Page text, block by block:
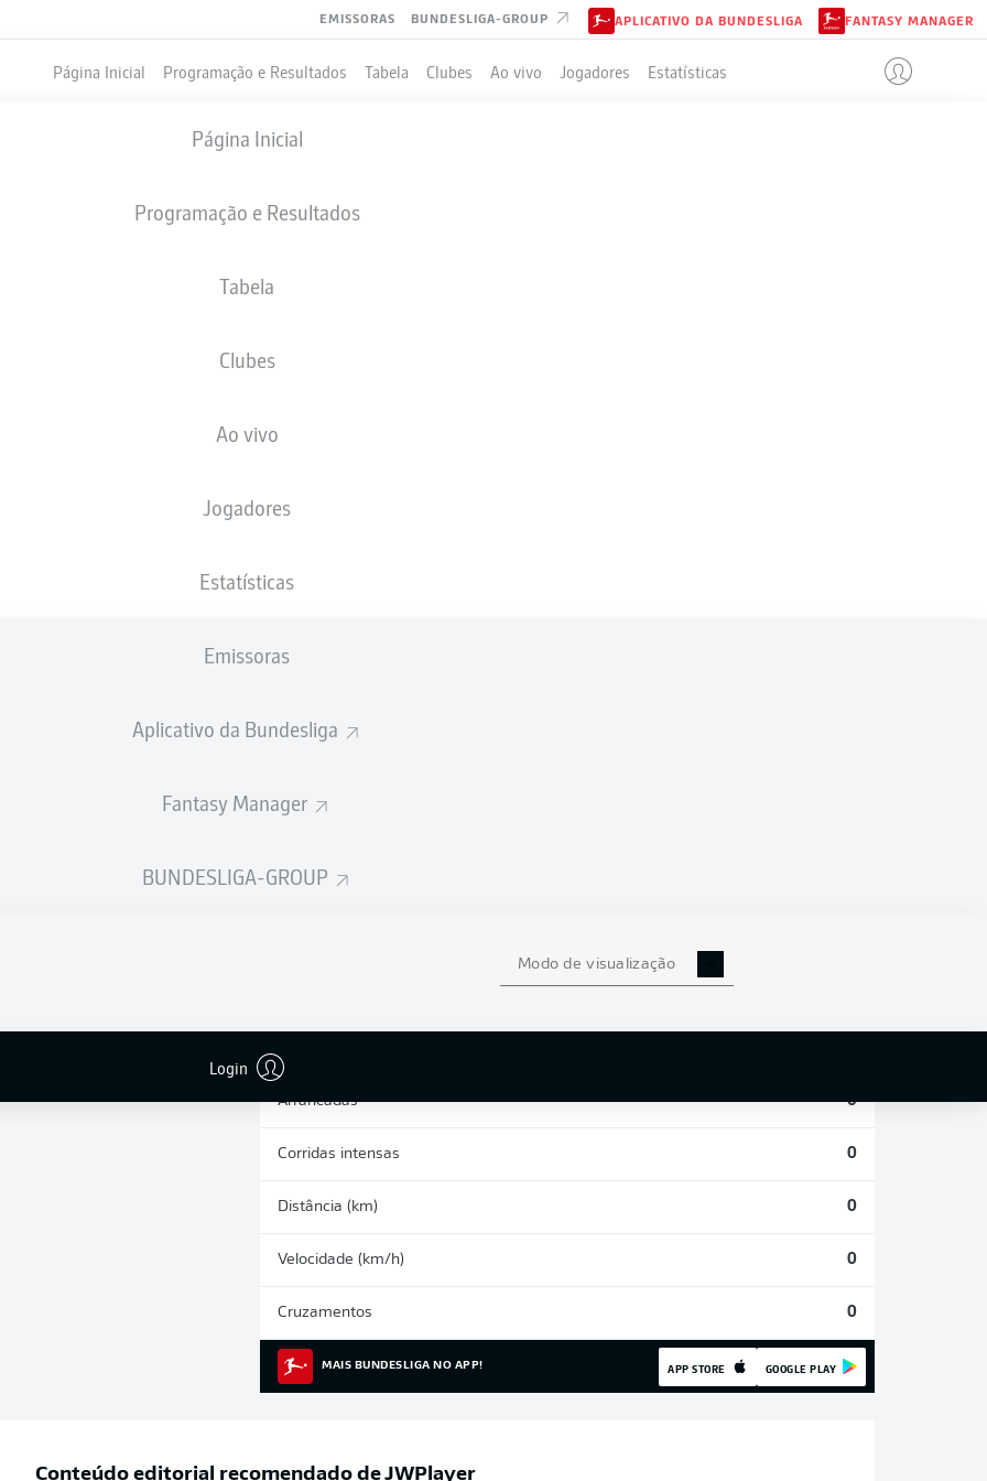
EMISSORAS BUNDESLIGA-GROUP APLICATIVO DA BUNDESLIGA FANTASY MANAGER
Página Inicial Programação e Resultados Tabela Clubes Ao vivo Jogadores Estatísticas
Página Inicial
Programação e Resultados
Tabela
Clubes
Ao vivo
Jogadores
Estatísticas
Emissoras
Aplicativo da Bundesliga
Fantasy Manager
BUNDESLIGA-GROUP
Modo de visualização
Login
14.05.2008
DA TEMPORADA 2025/2026
Arrancadas 0
Corridas intensas 0
Distância (km) 0
Velocidade (km/h) 0
Cruzamentos 0
MAIS BUNDESLIGA NO APP! APP STORE GOOGLE PLAY
Conteúdo editorial recomendado deJWPlayer